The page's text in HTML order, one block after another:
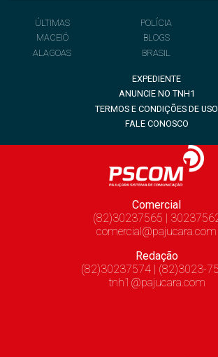
ÚLTIMAS
MACEIÓ
ALAGOAS
POLÍCIA
BLOGS
BRASIL
EXPEDIENTE
ANUNCIE NO TNH1
TERMOS E CONDIÇÕES DE USO
FALE CONOSCO
Comercial
(82)30237565 |
comercial@pajucara.com
Redação
(82)30237574 | (82)3023-
tnh1@pajucara.com